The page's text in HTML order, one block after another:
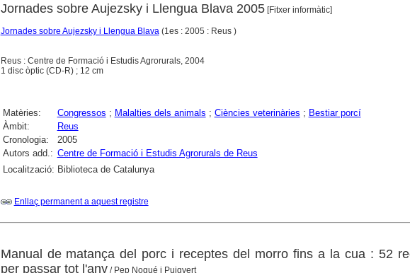
Jornades sobre Aujezsky i Llengua Blava 2005[Fitxer informàtic]
Jornades sobre Aujezsky i Llengua Blava(1es : 2005 : Reus )
Reus : Centre de Formació i Estudis Agrorurals, 2004
1 disc òptic (CD-R) ; 12 cm
Matèries: Congressos ; Malalties dels animals ; Ciències veterinàries ; Bestiar porcí
Àmbit:
Reus
Cronologia:
2005
Autors add.: Centre de Formació i Estudis Agrorurals de Reus
Localització: Biblioteca de Catalunya
Enllaç permanent a aquest registre
Manual de matança del porc i receptes del morro fins a la cua : 52
per passar tot l'any/ Pep Nogué i Puigvert